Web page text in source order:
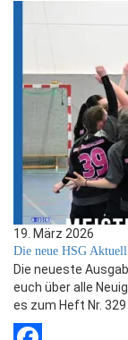
19. März 2026
Die neue HSG
Die neueste
euch über alle
es zum Heft Nr. 329